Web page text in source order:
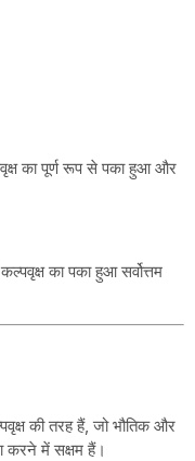
का पूर्ण रूप से पका हुआ और
का पका हुआ सर्वोत्तम
की तरह हैं, जो भौतिक और
करने में सक्षम हैं।